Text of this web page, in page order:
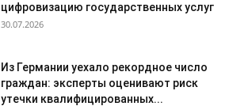
цифровизацию государственных услуг
30.07.2026
Из Германии уехало рекордное число
граждан: эксперты оценивают риск
утечки квалифицированных...